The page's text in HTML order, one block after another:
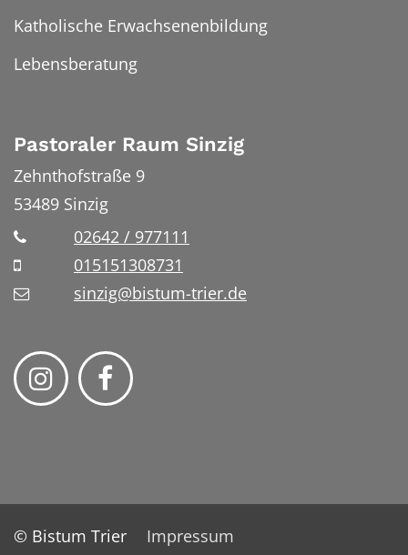
Katholische Erwachsenenbildung
Lebensberatung
Pastoraler Raum Sinzig
Zehnthofstraße 9
53489 Sinzig
02642 / 977111
015151308731
sinzig@bistum-trier.de
© Bistum Trier
Impressum